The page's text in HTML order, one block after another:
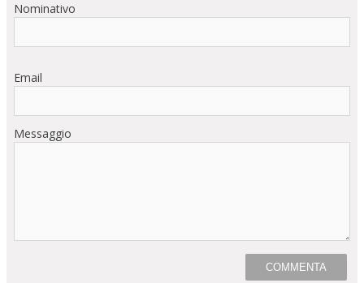
Nominativo
Email
Messaggio